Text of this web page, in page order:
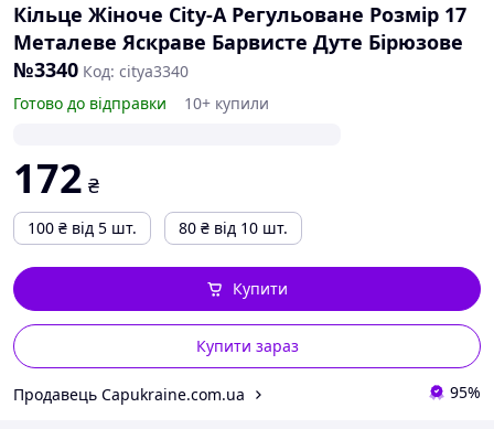
Кільце Жіноче City-A Регульоване Розмір 17
Металеве Яскраве Барвисте Дуте Бірюзове
№3340 Код: citya3340
Готово до відправки
10+ купили
172 ₴
100 ₴ від 5 шт. 80 ₴ від 10 шт.
Купити зараз
Купити
Продавець Capukraine.com.ua 95%